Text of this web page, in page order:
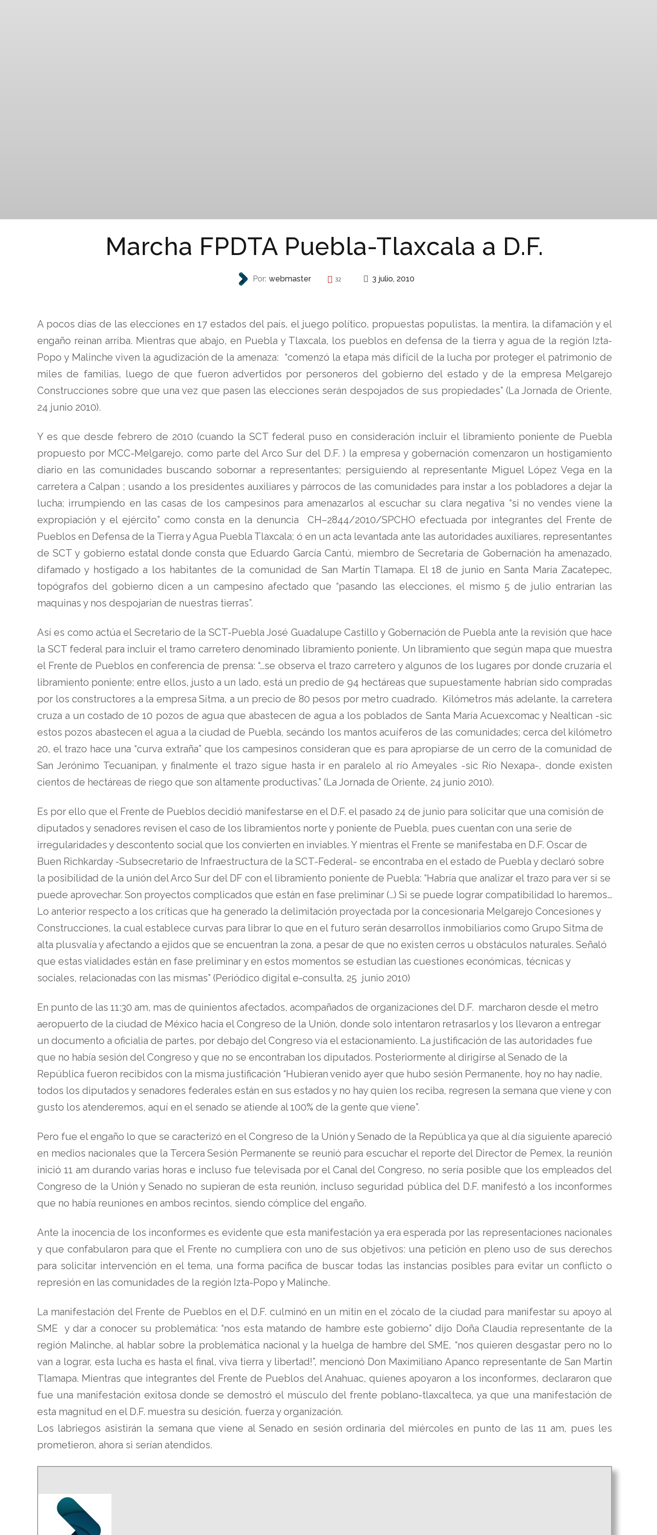
Marcha FPDTA Puebla-Tlaxcala a D.F.
Por: webmaster 32 3 julio, 2010
A pocos días de las elecciones en 17 estados del país, el juego político, propuestas populistas, la mentira, la difamación y el
engaño reinan arriba. Mientras que abajo, en Puebla y Tlaxcala, los pueblos en defensa de la tierra y agua de la región Izta-
Popo y Malinche viven la agudización de la amenaza: “comenzó la etapa más difícil de la lucha por proteger el patrimonio de
miles de familias, luego de que fueron advertidos por personeros del gobierno del estado y de la empresa Melgarejo
Construcciones sobre que una vez que pasen las elecciones serán despojados de sus propiedades” (La Jornada de Oriente,
24 junio 2010).
Y es que desde febrero de 2010 (cuando la SCT federal puso en consideración incluir el libramiento poniente de Puebla
propuesto por MCC-Melgarejo, como parte del Arco Sur del D.F. ) la empresa y gobernación comenzaron un hostigamiento
diario en las comunidades buscando sobornar a representantes; persiguiendo al representante Miguel López Vega en la
carretera a Calpan ; usando a los presidentes auxiliares y párrocos de las comunidades para instar a los pobladores a dejar la
lucha; irrumpiendo en las casas de los campesinos para amenazarlos al escuchar su clara negativa “si no vendes viene la
expropiación y el ejército” como consta en la denuncia CH–2844/2010/SPCHO efectuada por integrantes del Frente de
Pueblos en Defensa de la Tierra y Agua Puebla Tlaxcala; ó en un acta levantada ante las autoridades auxiliares, representantes
de SCT y gobierno estatal donde consta que Eduardo García Cantú, miembro de Secretaría de Gobernación ha amenazado,
difamado y hostigado a los habitantes de la comunidad de San Martín Tlamapa. El 18 de junio en Santa María Zacatepec,
topógrafos del gobierno dicen a un campesino afectado que “pasando las elecciones, el mismo 5 de julio entrarían las
maquinas y nos despojarían de nuestras tierras”.
Así es como actúa el Secretario de la SCT-Puebla José Guadalupe Castillo y Gobernación de Puebla ante la revisión que hace
la SCT federal para incluir el tramo carretero denominado libramiento poniente. Un libramiento que según mapa que muestra
el Frente de Pueblos en conferencia de prensa: “…se observa el trazo carretero y algunos de los lugares por donde cruzaría el
libramiento poniente; entre ellos, justo a un lado, está un predio de 94 hectáreas que supuestamente habrían sido compradas
por los constructores a la empresa Sitma, a un precio de 80 pesos por metro cuadrado. Kilómetros más adelante, la carretera
cruza a un costado de 10 pozos de agua que abastecen de agua a los poblados de Santa María Acuexcomac y Nealtican -sic
estos pozos abastecen el agua a la ciudad de Puebla, secándo los mantos acuíferos de las comunidades; cerca del kilómetro
20, el trazo hace una “curva extraña” que los campesinos consideran que es para apropiarse de un cerro de la comunidad de
San Jerónimo Tecuanipan, y finalmente el trazo sigue hasta ir en paralelo al río Ameyales -sic Río Nexapa-, donde existen
cientos de hectáreas de riego que son altamente productivas.” (La Jornada de Oriente, 24 junio 2010).
Es por ello que el Frente de Pueblos decidió manifestarse en el D.F. el pasado 24 de junio para solicitar que una comisión de
diputados y senadores revisen el caso de los libramientos norte y poniente de Puebla, pues cuentan con una serie de
irregularidades y descontento social que los convierten en inviables. Y mientras el Frente se manifestaba en D.F. Oscar de
Buen Richkarday -Subsecretario de Infraestructura de la SCT-Federal- se encontraba en el estado de Puebla y declaró sobre
la posibilidad de la unión del Arco Sur del DF con el libramiento poniente de Puebla: “Habría que analizar el trazo para ver si se
puede aprovechar. Son proyectos complicados que están en fase preliminar (…) Si se puede lograr compatibilidad lo haremos…
Lo anterior respecto a los críticas que ha generado la delimitación proyectada por la concesionaria Melgarejo Concesiones y
Construcciones, la cual establece curvas para librar lo que en el futuro serán desarrollos inmobiliarios como Grupo Sitma de
alta plusvalía y afectando a ejidos que se encuentran la zona, a pesar de que no existen cerros u obstáculos naturales. Señaló
que estas vialidades están en fase preliminar y en estos momentos se estudian las cuestiones económicas, técnicas y
sociales, relacionadas con las mismas” (Periódico digital e-consulta, 25 junio 2010)
En punto de las 11:30 am, mas de quinientos afectados, acompañados de organizaciones del D.F. marcharon desde el metro
aeropuerto de la ciudad de México hacia el Congreso de la Unión, donde solo intentaron retrasarlos y los llevaron a entregar
un documento a oficialia de partes, por debajo del Congreso vía el estacionamiento. La justificación de las autoridades fue
que no había sesión del Congreso y que no se encontraban los diputados. Posteriormente al dirigirse al Senado de la
República fueron recibidos con la misma justificación “Hubieran venido ayer que hubo sesión Permanente, hoy no hay nadie,
todos los diputados y senadores federales están en sus estados y no hay quien los reciba, regresen la semana que viene y con
gusto los atenderemos, aquí en el senado se atiende al 100% de la gente que viene”.
Pero fue el engaño lo que se caracterizó en el Congreso de la Unión y Senado de la República ya que al día siguiente apareció
en medios nacionales que la Tercera Sesión Permanente se reunió para escuchar el reporte del Director de Pemex, la reunión
inició 11 am durando varias horas e incluso fue televisada por el Canal del Congreso, no sería posible que los empleados del
Congreso de la Unión y Senado no supieran de esta reunión, incluso seguridad pública del D.F. manifestó a los inconformes
que no había reuniones en ambos recintos, siendo cómplice del engaño.
Ante la inocencia de los inconformes es evidente que esta manifestación ya era esperada por las representaciones nacionales
y que confabularon para que el Frente no cumpliera con uno de sus objetivos: una petición en pleno uso de sus derechos
para solicitar intervención en el tema, una forma pacífica de buscar todas las instancias posibles para evitar un conflicto o
represión en las comunidades de la región Izta-Popo y Malinche.
La manifestación del Frente de Pueblos en el D.F. culminó en un mitin en el zócalo de la ciudad para manifestar su apoyo al
SME y dar a conocer su problemática: “nos esta matando de hambre este gobierno” dijo Doña Claudia representante de la
región Malinche, al hablar sobre la problemática nacional y la huelga de hambre del SME, “nos quieren desgastar pero no lo
van a lograr, esta lucha es hasta el final, viva tierra y libertad!”, mencionó Don Maximiliano Apanco representante de San Martín
Tlamapa. Mientras que integrantes del Frente de Pueblos del Anahuac, quienes apoyaron a los inconformes, declararon que
fue una manifestación exitosa donde se demostró el músculo del frente poblano-tlaxcalteca, ya que una manifestación de
esta magnitud en el D.F. muestra su desición, fuerza y organización.
Los labriegos asistirán la semana que viene al Senado en sesión ordinaria del miércoles en punto de las 11 am, pues les
prometieron, ahora si serían atendidos.